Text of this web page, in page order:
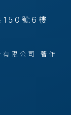
150號6樓
限公司 著作